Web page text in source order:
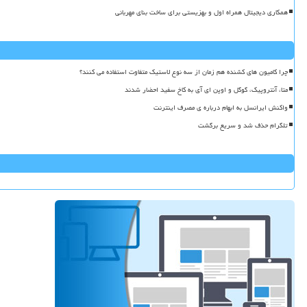
همکاری دیجیتال همراه اول و بهزیستی برای ساخت بنای مهربانی
چرا کامیون های کشنده هم زمان از سه نوع لاستیک متفاوت استفاده می کنند؟
متا، آنتروپیک، گوگل و اوپن ای آی به کاخ سفید احضار شدند
واکنش ایرانسل به ابهام درباره ی مصرف اینترنت
تلگرام حذف شد و سریع برگشت